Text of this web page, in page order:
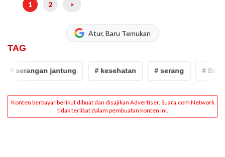
1 2 >
Atur, Baru Temukan
TAG
# serangan jantung # kesehatan # serang # Banten